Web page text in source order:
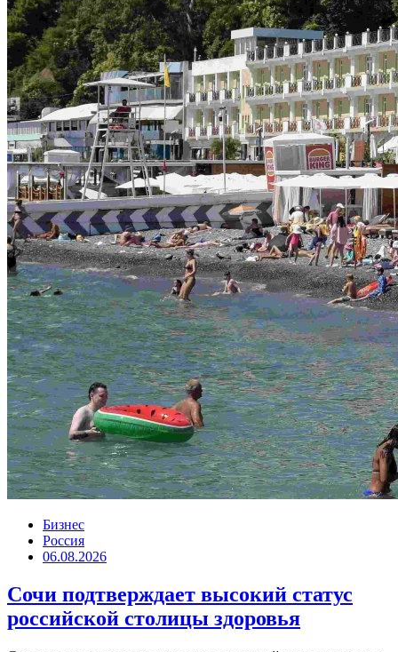
Бизнес
Россия
06.08.2026
Сочи подтверждает высокий статус
российской столицы здоровья